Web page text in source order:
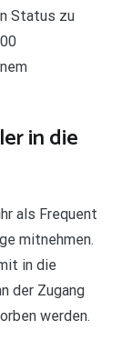
Status zu
in die
als Frequent
mitnehmen.
in die
der Zugang
werden.